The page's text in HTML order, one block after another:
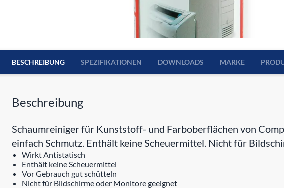
BESCHREIBUNG SPEZIFIKATIONEN DOWNLOADS MARKE
Beschreibung
Schaumreiniger für Kunststoff- und Farboberflächen von
einfach Schmutz. Enthält keine Scheuermittel. Nicht für
Wirkt Antistatisch
Enthält keine Scheuermittel
Vor Gebrauch gut schütteln
Nicht für Bildschirme oder Monitore geeignet